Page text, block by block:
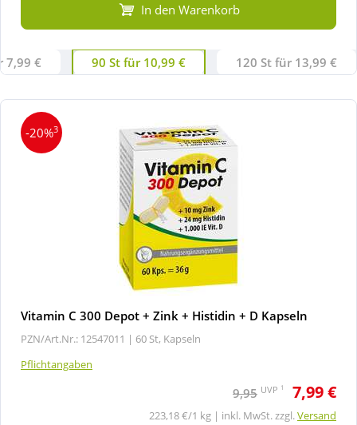
In den Warenkorb
7,99 € 90 St für 10,99 € 120 St für 13,99 €
-20%3
Vitamin C 300 Depot + Zink + Histidin + D Kapseln
PZN/Art.Nr.: 12547011 | 60 St, Kapseln
Pflichtangaben
9,95 UVP 1 7,99 €
223,18 €/1 kg | inkl. MwSt. zzgl.Versand